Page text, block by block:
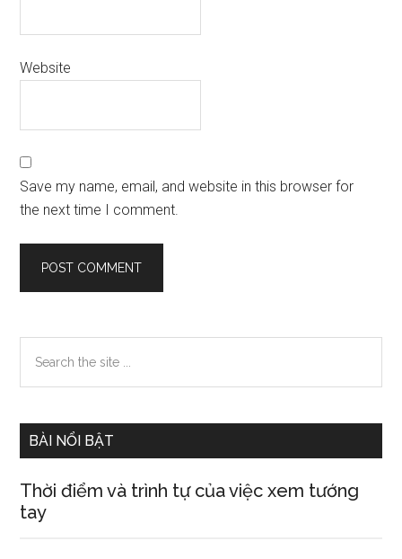
Website
Save my name, email, and website in this browser for
the next time I comment.
Primary
Sidebar
the
BÀI NỔI BẬT
Thời điểm và trình tự của việc xem tướng
tay